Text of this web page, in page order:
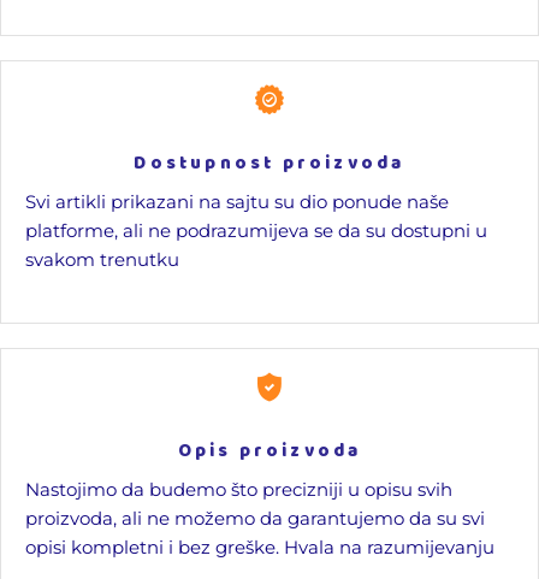
Dostupnost proizvoda
Svi artikli prikazani na sajtu su dio ponude naše
platforme, ali ne podrazumijeva se da su dostupni u
svakom trenutku
Opis proizvoda
Nastojimo da budemo što precizniji u opisu svih
proizvoda, ali ne možemo da garantujemo da su svi
opisi kompletni i bez greške. Hvala na razumijevanju